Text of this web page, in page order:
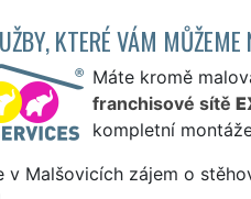
KTERÉ VÁM MŮŽEME
Máte kromě
franchisové sítě
kompletní
v Malšovicích zájem o